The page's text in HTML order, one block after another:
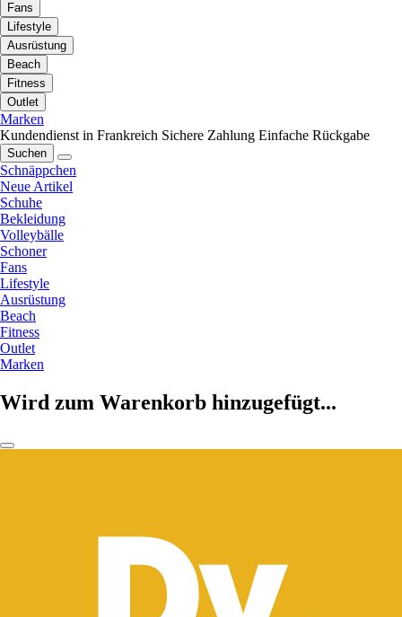
Fans
Lifestyle
Ausrüstung
Beach
Fitness
Outlet
Marken
Kundendienst in Frankreich Sichere Zahlung Einfache Rückgabe
Suchen
Schnäppchen
Neue Artikel
Schuhe
Bekleidung
Volleybälle
Schoner
Fans
Lifestyle
Ausrüstung
Beach
Fitness
Outlet
Marken
Wird zum Warenkorb hinzugefügt...